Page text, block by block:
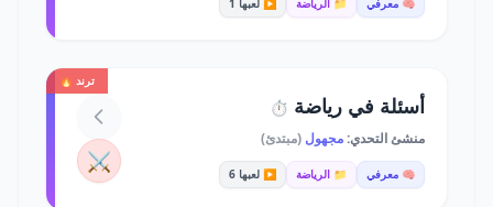
🧠 معرفي 📁 الرياضة ▶️ لعبها 1
ترند 🔥
أسئلة في رياضة ⏱️
منشئ التحدي:مجهول (مبتدئ)
🧠 معرفي 📁 الرياضة ▶️ لعبها 6 ⚔️